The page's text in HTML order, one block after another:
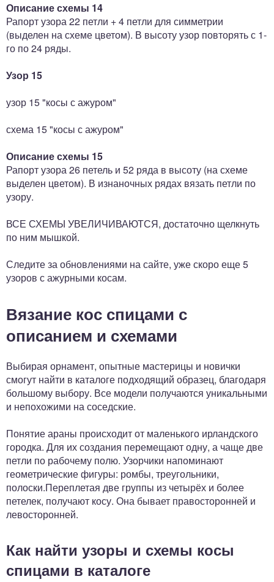
Описание схемы 14
Рапорт узора 22 петли + 4 петли для симметрии
(выделен на схеме цветом). В высоту узор повторять с 1-
го по 24 ряды.
Узор 15
узор 15 "косы с ажуром"
схема 15 "косы с ажуром"
Описание схемы 15
Рапорт узора 26 петель и 52 ряда в высоту (на схеме
выделен цветом). В изнаночных рядах вязать петли по
узору.
ВСЕ СХЕМЫ УВЕЛИЧИВАЮТСЯ, достаточно щелкнуть
по ним мышкой.
Следите за обновлениями на сайте, уже скоро еще 5
узоров с ажурными косам.
Вязание кос спицами с
описанием и схемами
Выбирая орнамент, опытные мастерицы и новички
смогут найти в каталоге подходящий образец, благодаря
большому выбору. Все модели получаются уникальными
и непохожими на соседские.
Понятие араны происходит от маленького ирландского
городка. Для их создания перемещают одну, а чаще две
петли по рабочему полю. Узорчики напоминают
геометрические фигуры: ромбы, треугольники,
полоски.Переплетая две группы из четырёх и более
петелек, получают косу. Она бывает правосторонней и
левосторонней.
Как найти узоры и схемы косы
спицами в каталоге